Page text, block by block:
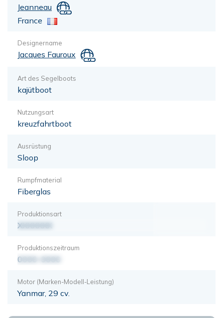
Jeanneau
France
Designername
Jacques Fauroux
Art des Segelboots
kajütboot
Nutzungsart
kreuzfahrtboot
Ausrüstung
Sloop
Rumpfmaterial
Fiberglas
Produktionsart
XXXXXXX
Produktionszeitraum
0000-0000
Motor (Marken-Modell-Leistung)
Yanmar, 29 cv.